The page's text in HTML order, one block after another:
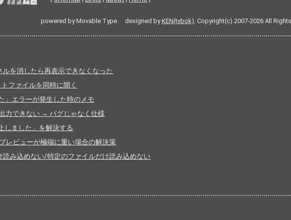
powered by Movable Type designed byKEN(tvbok) . Copyright(c) 2007-2026 All
を消したら再表示できなくなった
ファイルを同時に開く
」エラーが発生した時のメモ
力できない → バグじゃなく仕様
しました」を解決する
レビューが極端に重い場合の解決策
み込めない/特定のファイルだけ読み込めない